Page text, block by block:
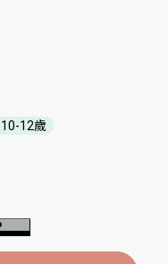
10-12歲